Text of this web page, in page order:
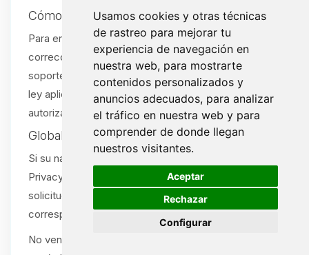
Usamos cookies y otras técnicas
de rastreo para mejorar tu
experiencia de navegación en
nuestra web, para mostrarte
contenidos personalizados y
anuncios adecuados, para analizar
el tráfico en nuestra web y para
comprender de donde llegan
nuestros visitantes.
Aceptar
Rechazar
Configurar
Cómo ejercer sus derechos
Para enviar una solicitud (acceso, eliminación,
corrección, portabilidad u opt-out), abra un ticket de
soporte:
. Verificaremos su solicitud según la
ley aplicable. Se aceptan solicitudes por agente
autorizado con la debida prueba.
Global Privacy Control (GPC)
Si su navegador o extensión envía una señal Global
Privacy Control (GPC), la tratamos como una
solicitud de exclusión de venta/compartir cuando
corresponda.
No vendemos ni compartimos información personal
🍪